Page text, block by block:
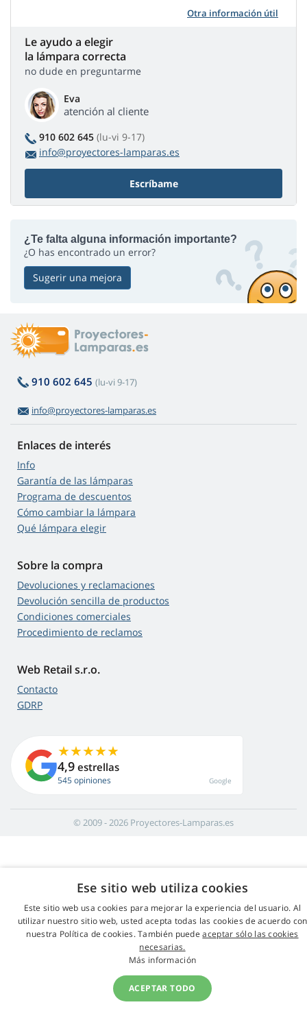
Otra información útil
Le ayudo a elegir
la lámpara correcta
no dude en preguntarme
Eva
atención al cliente
910 602 645 (lu-vi 9-17)
info@proyectores-lamparas.es
Escríbame
¿Te falta alguna información importante?
¿O has encontrado un error?
Sugerir una mejora
910 602 645 (lu-vi 9-17)
info@proyectores-lamparas.es
Enlaces de interés
Info
Garantía de las lámparas
Programa de descuentos
Cómo cambiar la lámpara
Qué lámpara elegir
Sobre la compra
Devoluciones y reclamaciones
Devolución sencilla de productos
Condiciones comerciales
Procedimiento de reclamos
Web Retail s.r.o.
Contacto
GDRP
4,9 estrellas
545 opiniones Google
© 2009 - 2026 Proyectores-Lamparas.es
Ese sitio web utiliza cookies
Este sitio web usa cookies para mejorar la experiencia del usuario. Al
utilizar nuestro sitio web, usted acepta todas las cookies de acuerdo con
nuestra Política de cookies. También puedeaceptar sólo las cookies
necesarias.
Más información
ACEPTAR TODO